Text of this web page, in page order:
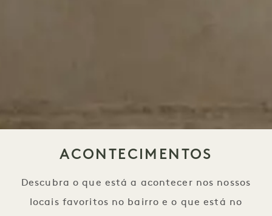
ACONTECIMENTOS
Descubra o que está a acontecer nos nossos
locais favoritos no bairro e o que está no